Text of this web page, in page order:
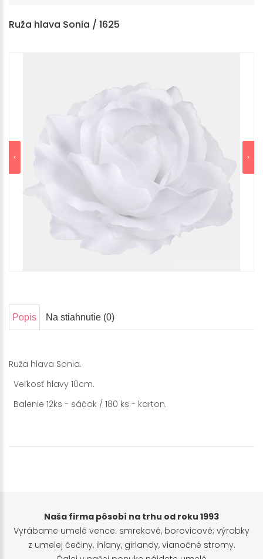
Ruža hlava Sonia / 1625
Popis Na stiahnutie (0)
Ruža hlava Sonia.
Veľkosť hlavy 10cm.
Balenie 12ks - sáčok / 180 ks - karton.
Naša firma pôsobí na trhu od roku 1993
Vyrábame umelé vence: smrekové, borovicové; výrobky
z umelej čečiny, ihlany, girlandy, vianočné stromy.